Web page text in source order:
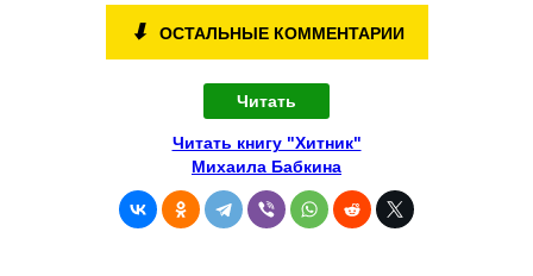
⬇ ОСТАЛЬНЫЕ КОММЕНТАРИИ
Читать
Читать книгу "Хитник"
Михаила Бабкина